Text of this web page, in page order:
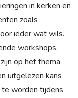
in kerken en
zoals
ieder wat wils.
workshops,
op het thema
uitgelezen kans
worden tijdens